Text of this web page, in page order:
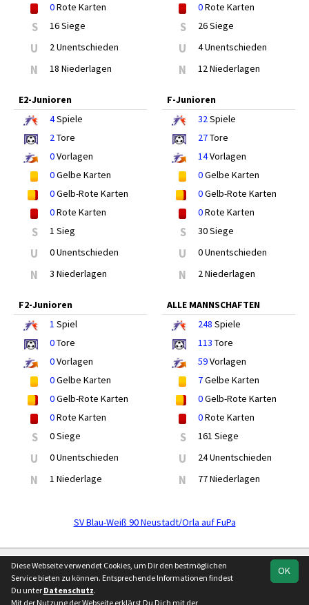
0Rote Karten
S 16 Siege
U 2 Unentschieden
N 18 Niederlagen
0Rote Karten
S 26 Siege
U 4 Unentschieden
N 12 Niederlagen
E2-Junioren
4Spiele
2Tore
0Vorlagen
0Gelbe Karten
0Gelb-Rote Karten
0Rote Karten
S 1 Sieg
U 0 Unentschieden
N 3 Niederlagen
F-Junioren
32Spiele
27Tore
14Vorlagen
0Gelbe Karten
0Gelb-Rote Karten
0Rote Karten
S 30 Siege
U 0 Unentschieden
N 2 Niederlagen
F2-Junioren
1 Spiel
0Tore
0Vorlagen
0Gelbe Karten
0Gelb-Rote Karten
0Rote Karten
S 0 Siege
U 0 Unentschieden
N 1 Niederlage
ALLE MANNSCHAFTEN
248 Spiele
113 Tore
59Vorlagen
7Gelbe Karten
0Gelb-Rote Karten
0Rote Karten
S 161 Siege
U 24 Unentschieden
N 77 Niederlagen
SV Blau-Weiß 90 Neustadt/Orla auf FuPa
soccero.de
Besucherstatistik
OK
Diese Webseite verwendet Cookies, um Dir den bestmöglichen
Service bieten zu können. Entsprechende Informationen findest
Du unter Datenschutz.
Mit der Nutzung der Webseite erklärst Du Dich mit der